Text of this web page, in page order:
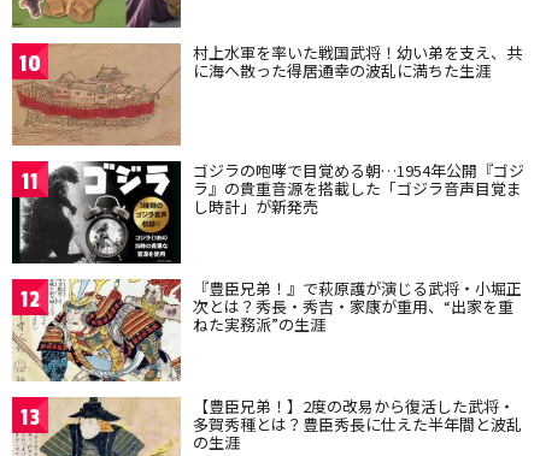
10 村上水軍を率いた戦国武将！幼い弟を支え、共
に海へ散った得居通幸の波乱に満ちた生涯
11 ゴジラの咆哮で目覚める朝…1954年公開『ゴジ
ラ』の貴重音源を搭載した「ゴジラ音声目覚ま
し時計」が新発売
12 『豊臣兄弟！』で萩原護が演じる武将・小堀正
次とは？秀長・秀吉・家康が重用、“出家を重
ねた実務派”の生涯
13 【豊臣兄弟！】2度の改易から復活した武将・
多賀秀種とは？豊臣秀長に仕えた半年間と波乱
の生涯